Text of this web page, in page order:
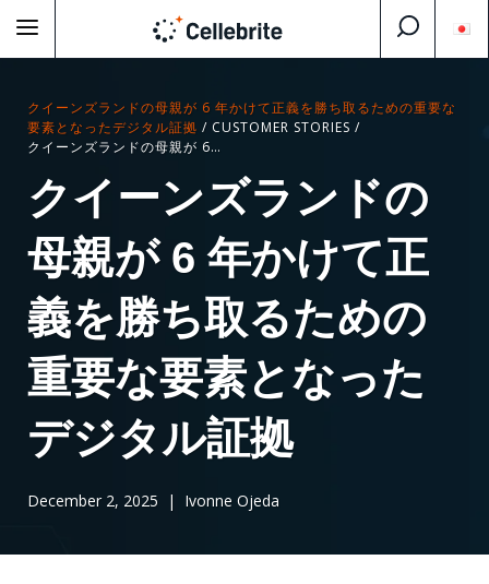
クイーンズランドの母親が 6 年かけて正義を勝ち取るための重要な
要素となったデジタル証拠 / CUSTOMER STORIES /
クイーンズランドの母親が 6 年かけて正義を勝ち取るための重要な要素となったデジタル証拠
クイーンズランドの
母親が 6 年かけて正
義を勝ち取るための
重要な要素となった
デジタル証拠
December 2, 2025 | Ivonne Ojeda